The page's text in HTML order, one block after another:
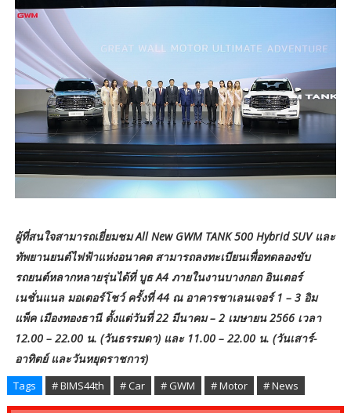
ผู้ที่สนใจสามารถเยี่ยมชม All New GWM TANK 500 Hybrid SUV และ
ทัพยานยนต์ไฟฟ้าแห่งอนาคต สามารถลงทะเบียนเพื่อทดลองขับ
รถยนต์หลากหลายรุ่นได้ที่ บูธ A4 ภายในงานบางกอก อินเตอร์
เนชั่นแนล มอเตอร์โชว์ ครั้งที่ 44 ณ อาคารชาเลนเจอร์ 1 – 3 อิม
แพ็ค เมืองทองธานี ตั้งแต่วันที่ 22 มีนาคม – 2 เมษายน 2566 เวลา
12.00 – 22.00 น. (วันธรรมดา) และ 11.00 – 22.00 น. (วันเสาร์-
อาทิตย์ และวันหยุดราชการ)
Tags # BIMS44th # Car # GWM # Motor # News